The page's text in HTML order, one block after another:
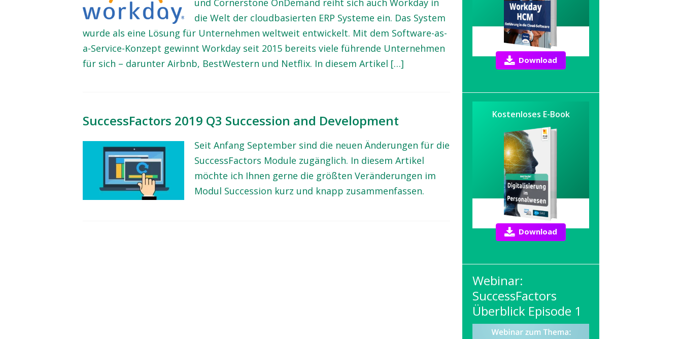
und Cornerstone OnDemand reiht sich auch Workday in
die Welt der cloudbasierten ERP Systeme ein. Das System
wurde als eine Lösung für Unternehmen weltweit entwickelt. Mit dem Software-as-
a-Service-Konzept gewinnt Workday seit 2015 bereits viele führende Unternehmen
für sich – darunter Airbnb, BestWestern und Netflix. In diesem Artikel […]
SuccessFactors 2019 Q3 Succession and Development
Seit Anfang September sind die neuen Änderungen für die
SuccessFactors Module zugänglich. In diesem Artikel
möchte ich Ihnen gerne die größten Veränderungen im
Modul Succession kurz und knapp zusammenfassen.
Download
Kostenloses E-Book
Download
Webinar:
SuccessFactors
Überblick Episode 1